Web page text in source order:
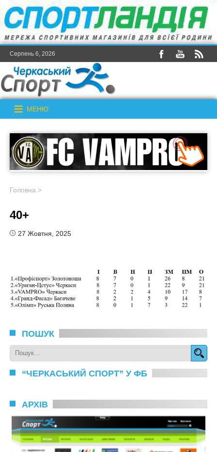
Серпень 6, 2026
МЕНЮ
Головна >
40+
27 Жовтня, 2025
ПОШУК
“ЧЕРКАСЬКИЙ СПОРТ” У ФБ
АРХІВ